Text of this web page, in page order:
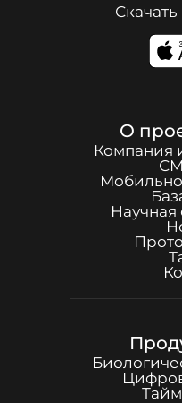
О
Компания
Научная